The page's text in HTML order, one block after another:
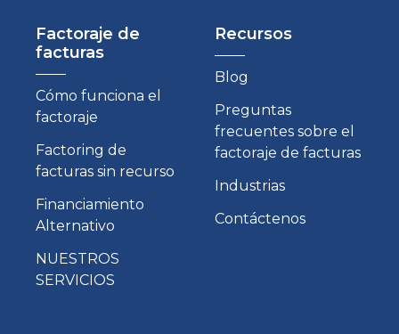
Factoraje de
facturas
Cómo funciona el
factoraje
Factoring de
facturas sin recurso
Financiamiento
Alternativo
NUESTROS
SERVICIOS
Recursos
Blog
Preguntas
frecuentes sobre el
factoraje de facturas
Industrias
Contáctenos